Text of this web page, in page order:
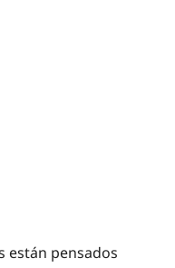
están pensados